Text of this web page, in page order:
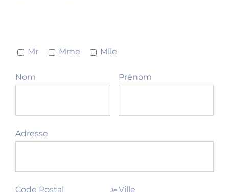
Mr Mme Mlle
Nom Prénom
Adresse
Code Postal Ville
Je